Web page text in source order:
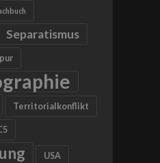
Separatismus
Territorialkonflikt
USA